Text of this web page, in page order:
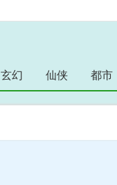
玄幻 仙侠 都市